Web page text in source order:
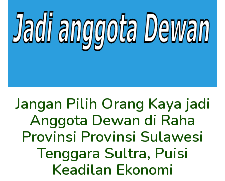
Jangan Pilih Orang Kaya jadi
Anggota Dewan di Raha
Provinsi Provinsi Sulawesi
Tenggara Sultra, Puisi
Keadilan Ekonomi